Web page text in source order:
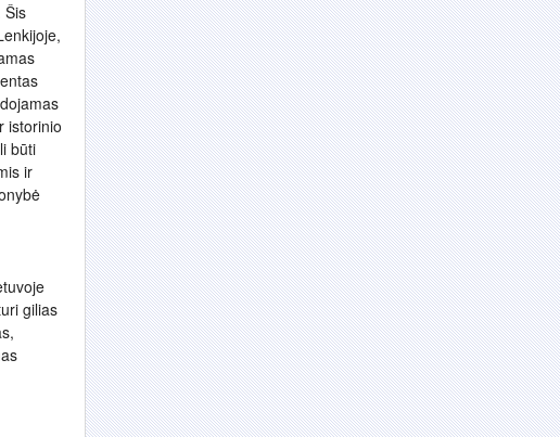
Šis
istorinio
būti
ir
gilias